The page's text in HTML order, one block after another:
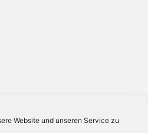
Website und unseren Service zu